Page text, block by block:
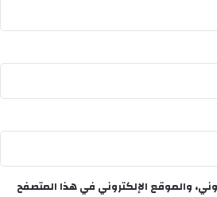
والموقع الإلكتروني في هذا المتصفح